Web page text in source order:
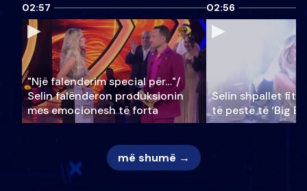
02:57
"Një falenderim special për…"/
Selin falënderon produksionin
mes emocionesh të forta
02:56
Selin shpallet
të pestë të ‘Big
më shumë →